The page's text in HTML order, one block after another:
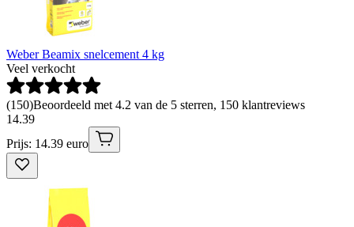
Weber Beamix snelcement 4 kg
Veel verkocht
(150)Beoordeeld met 4.2 van de 5 sterren, 150 klantreviews
14.39
Prijs: 14.39 euro